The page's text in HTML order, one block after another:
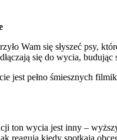
Wam się słyszeć psy,
się do wycia, budując
jest pełno śmiesznych
ton wycia jest inny –
reagują kiedy spotkają